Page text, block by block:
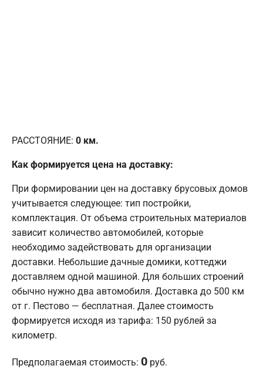
РАССТОЯНИЕ: 0 км.
Как формируется цена на доставку:
При формировании цен на доставку брусовых домов
учитывается следующее: тип постройки,
комплектация. От объема строительных материалов
зависит количество автомобилей, которые
необходимо задействовать для организации
доставки. Небольшие дачные домики, коттеджи
доставляем одной машиной. Для больших строений
обычно нужно два автомобиля. Доставка до 500 км
от г. Пестово — бесплатная. Далее стоимость
формируется исходя из тарифа: 150 рублей за
километр.
Предполагаемая стоимость: 0 руб.